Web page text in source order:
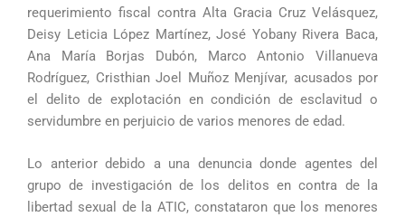
requerimiento fiscal contra Alta Gracia Cruz Velásquez,
Deisy Leticia López Martínez, José Yobany Rivera Baca,
Ana María Borjas Dubón, Marco Antonio Villanueva
Rodríguez, Cristhian Joel Muñoz Menjívar, acusados por
el delito de explotación en condición de esclavitud o
servidumbre en perjuicio de varios menores de edad.
Lo anterior debido a una denuncia donde agentes del
grupo de investigación de los delitos en contra de la
libertad sexual de la ATIC, constataron que los menores